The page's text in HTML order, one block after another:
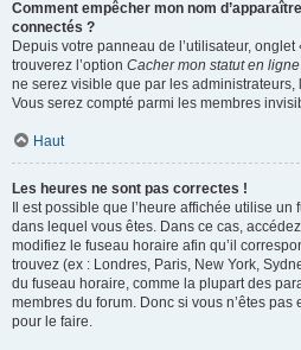
Comment empêcher mon nom
connectés ?
Depuis votre panneau de l’utilisateur,
trouverez l’option Cacher mon statut en ligne
ne serez visible que par les
Vous serez compté parmi les membres
Haut
Les heures ne sont pas correctes !
Il est possible que l’heure affichée utilise
dans lequel vous êtes. Dans ce cas,
modifiez le fuseau horaire afin qu’il
trouvez (ex : Londres, Paris, New York,
du fuseau horaire, comme la plupart des
membres du forum. Donc si vous n’êtes pas
pour le faire.